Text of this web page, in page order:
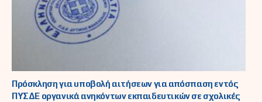
Πρόσκληση για υποβολή αιτήσεων για απόσπαση εντός
ΠΥΣΔΕ οργανικά ανηκόντων εκπαιδευτικών σε σχολικές